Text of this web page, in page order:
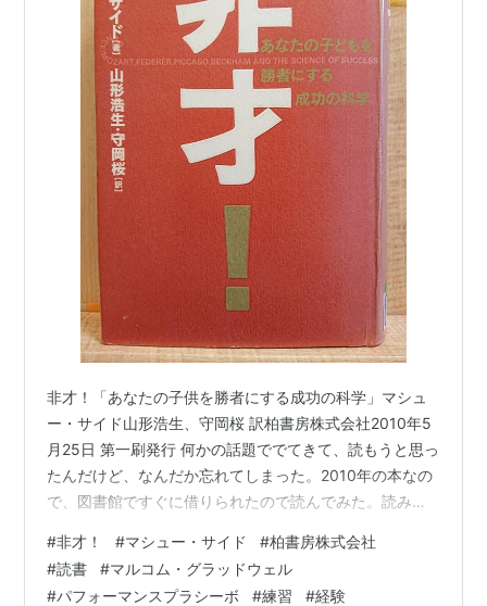
非才！「あなたの子供を勝者にする成功の科学」マシュ
ー・サイド山形浩生、守岡桜 訳柏書房株式会社2010年5
月25日 第一刷発行 何かの話題ででてきて、読もうと思っ
たんだけど、なんだか忘れてしまった。2010年の本なの
で、図書館ですぐに借りられたので読んでみた。読みな
する。いや、違う、、、初めて？ タイトルの通り、生ま
れながらの才能に恵まれているなんてことはなくて、ど
#非才！ #マシュー・サイド #柏書房株式会社
#読書 #マルコム・グラッドウェル
#パフォーマンスプラシーボ #練習 #経験